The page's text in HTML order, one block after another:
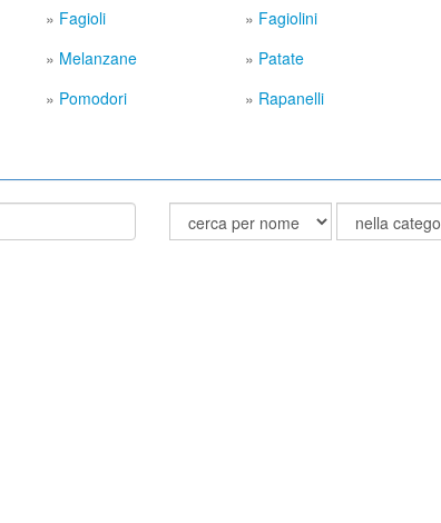
» Fagioli » Fagiolini
» Melanzane » Patate
» Pomodori » Rapanelli